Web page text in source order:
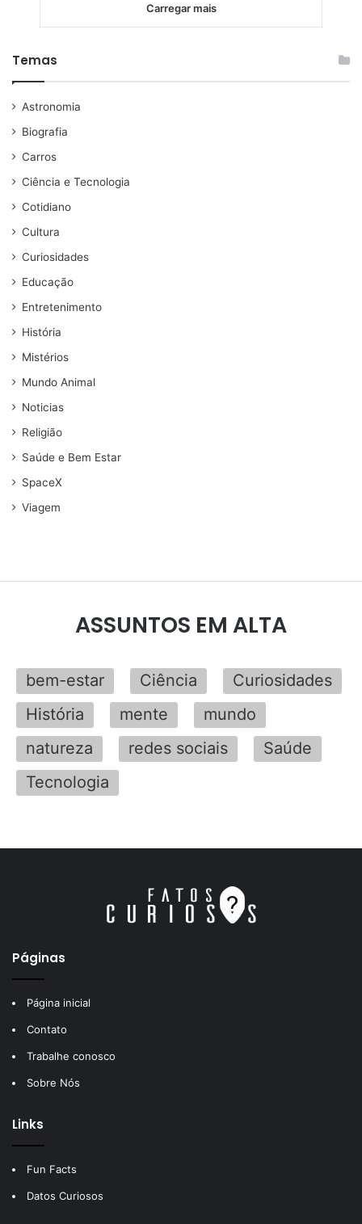
Carregar mais
Temas
Astronomia
Biografia
Carros
Ciência e Tecnologia
Cotidiano
Cultura
Curiosidades
Educação
Entretenimento
História
Mistérios
Mundo Animal
Noticias
Religião
Saúde e Bem Estar
SpaceX
Viagem
ASSUNTOS EM ALTA
bem-estar Ciência
Curiosidades
História
mente
mundo
natureza
redes sociais
Saúde
Tecnologia
Páginas
Página inicial
Contato
Trabalhe conosco
Sobre Nós
Links
Fun Facts
Datos Curiosos